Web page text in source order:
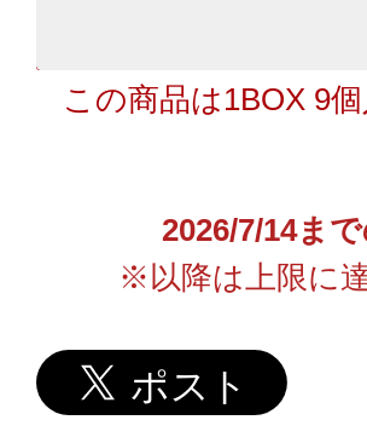
この商品は1BOX 9
2026/7/14ま
※以降は上限に